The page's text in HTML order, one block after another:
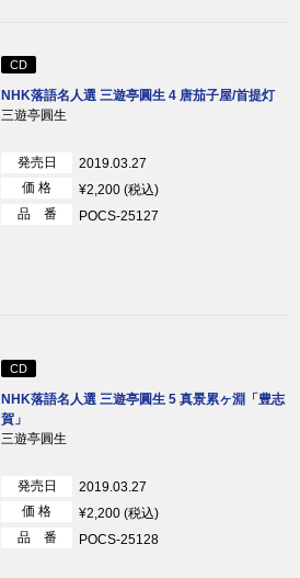
CD
NHK落語名人選 三遊亭圓生 4 唐茄子屋/首提灯
三遊亭圓生
発売日
2019.03.27
価 格
¥2,200 (税込)
品 番
POCS-25127
CD
NHK落語名人選 三遊亭圓生 5 真景累ヶ淵「豊志
賀」
三遊亭圓生
発売日
2019.03.27
価 格
¥2,200 (税込)
品 番
POCS-25128